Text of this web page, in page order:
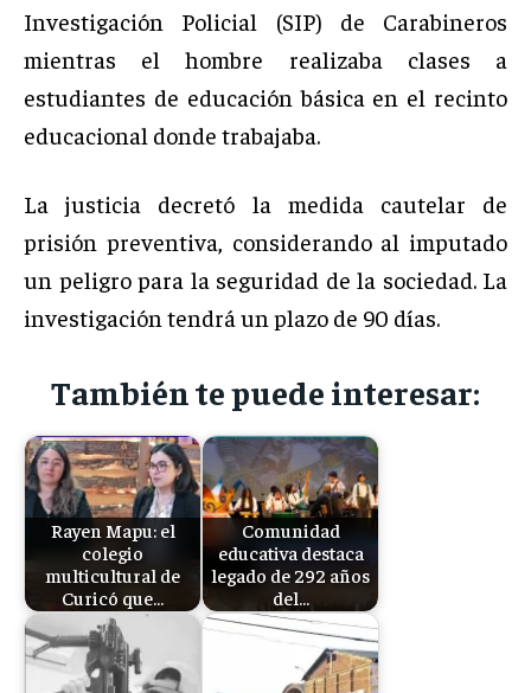
Investigación Policial (SIP) de Carabineros
mientras el hombre realizaba clases a
estudiantes de educación básica en el recinto
educacional donde trabajaba.
La justicia decretó la medida cautelar de
prisión preventiva, considerando al imputado
un peligro para la seguridad de la sociedad. La
investigación tendrá un plazo de 90 días.
También te puede interesar:
Rayen Mapu: el
colegio
multicultural de
Curicó que…
Comunidad
educativa destaca
legado de 292 años
del…